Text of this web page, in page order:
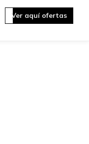
Ver aquí ofertas